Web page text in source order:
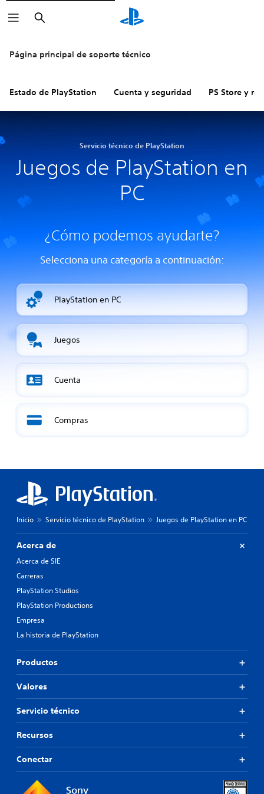
Buscar
Página principal de soporte técnico
Estado de PlayStation Cuenta y seguridad PS Store y
Servicio técnico de PlayStation
Juegos de PlayStation en
PC
¿Cómo podemos ayudarte?
Selecciona una categoría a continuación:
PlayStation en PC
Juegos
Cuenta
Compras
Inicio Servicio técnico de PlayStation Juegos de PlayStation en PC
Acerca de
Acerca de SIE
Carreras
PlayStation Studios
PlayStation Productions
Empresa
La historia de PlayStation
Productos
Valores
Servicio técnico
Recursos
Conectar